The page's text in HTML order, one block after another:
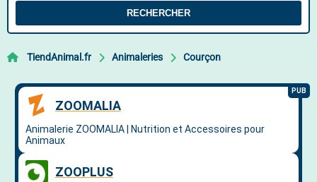
RECHERCHER
TiendAnimal.fr Animaleries Courçon